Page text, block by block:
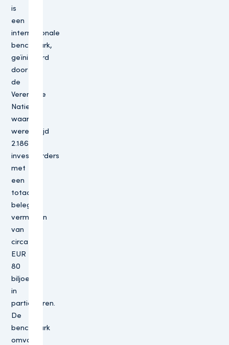
is
een
internationale
benchmark,
geïnitieerd
door
de
Verenigde
Naties,
waar
wereldwijd
2.186
investeerders
met
een
totaal
belegd
vermogen
van
circa
EUR
80
biljoen
in
participeren.
De
benchmark
omvat